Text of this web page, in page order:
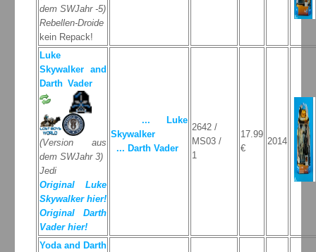
dem SWJahr -5)
Rebellen-Droide
kein Repack!
Luke
Skywalker and
Darth Vader
(Version aus
dem SWJahr 3)
Jedi
Original Luke
Skywalker hier!
Original Darth
Vader hier!
... Luke
Skywalker
... Darth Vader
2642 /
MS03 /
1
17.99
€
2014
Yoda and Darth